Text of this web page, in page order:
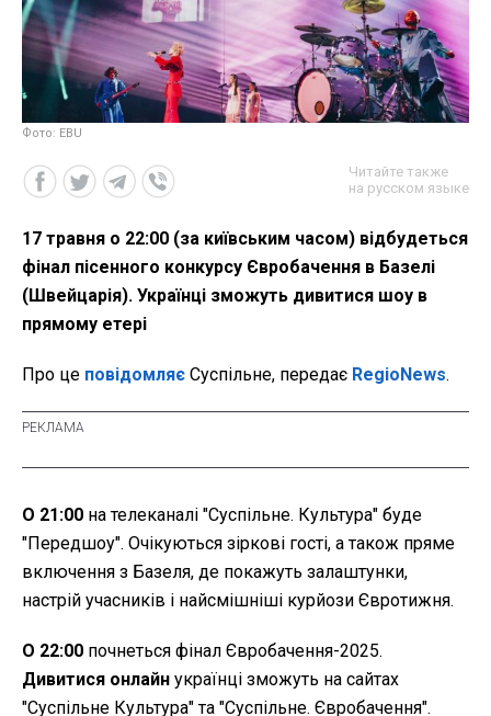
Фото: EBU
Читайте также
на русском языке
17 травня о 22:00 (за київським часом) відбудеться
фінал пісенного конкурсу Євробачення в Базелі
(Швейцарія). Українці зможуть дивитися шоу в
прямому етері
Про це повідомляє Суспільне, передає RegioNews.
О 21:00 на телеканалі "Суспільне. Культура" буде
"Передшоу". Очікуються зіркові гості, а також пряме
включення з Базеля, де покажуть залаштунки,
настрій учасників і найсмішніші курйози Євротижня.
О 22:00 почнеться фінал Євробачення-2025.
Дивитися онлайн українці зможуть на сайтах
"Суспільне Культура" та "Суспільне. Євробачення".